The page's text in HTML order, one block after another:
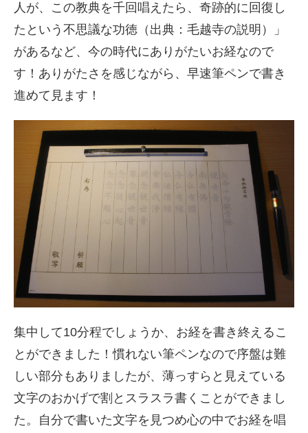
人が、この教典を千回唱えたら、奇跡的に回復し
たという不思議な功徳（出典：毛越寺の説明）」
があるなど、今の時代にありがたいお経なので
す！ありがたさを感じながら、早速筆ペンで書き
進めて見ます！
集中して10分程でしょうか、お経を書き終えるこ
とができました！慣れない筆ペンなので序盤は難
しい部分もありましたが、薄っすらと見えている
文字のおかげで割とスラスラ書くことができまし
た。自分で書いた文字を見つめ心の中でお経を唱